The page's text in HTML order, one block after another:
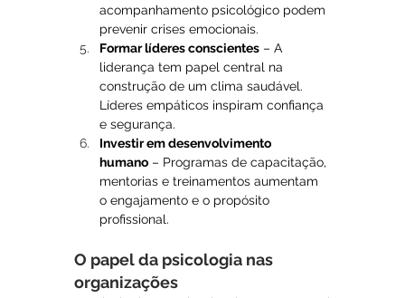
acompanhamento psicológico podem
prevenir crises emocionais.
Formar líderes conscientes – A
liderança tem papel central na
construção de um clima saudável.
Líderes empáticos inspiram confiança
e segurança.
Investir em desenvolvimento
humano – Programas de capacitação,
mentorias e treinamentos aumentam
o engajamento e o propósito
profissional.
O papel da psicologia nas
organizações